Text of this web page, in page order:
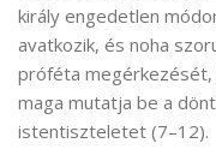
király engedetlen
avatkozik, és noha
próféta megérkezését,
maga mutatja be a
istentiszteletet (7–12).